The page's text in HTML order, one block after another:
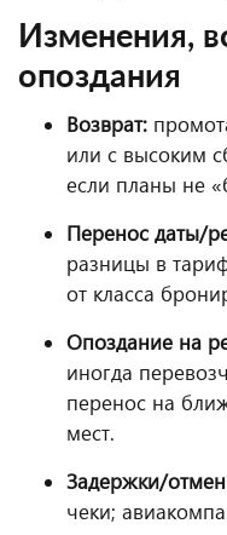
Изменения,
опоздания
Возврат:
или с высоким
если планы не
Перенос даты/
разницы в
от класса
Опоздание на
иногда
перенос на
мест.
Задержки/
чеки;